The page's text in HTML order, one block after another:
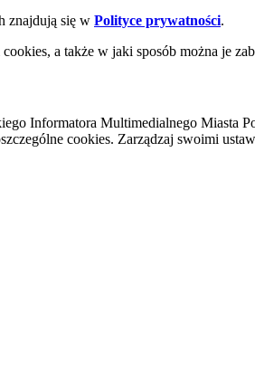
znajdują się w Polityce prywatności.
a także w jaki sposób można je
Informatora Multimedialnego Miasta
cookies. Zarządzaj swoimi